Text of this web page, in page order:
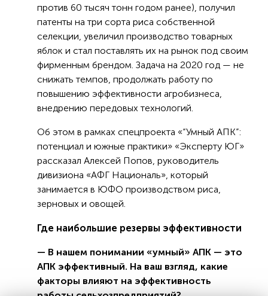
против 60 тысяч тонн годом ранее), получил
патенты на три сорта риса собственной
селекции, увеличил производство товарных
яблок и стал поставлять их на рынок под своим
фирменным брендом. Задача на 2020 год — не
снижать темпов, продолжать работу по
повышению эффективности агробизнеса,
внедрению передовых технологий.
Об этом в рамках спецпроекта «“Умный АПК”:
потенциал и южные практики» «Эксперту ЮГ»
рассказал Алексей Попов, руководитель
дивизиона «АФГ Националь», который
занимается в ЮФО производством риса,
зерновых и овощей.
Где наибольшие резервы эффективности
— В нашем понимании «умный» АПК — это
АПК эффективный. На ваш взгляд, какие
факторы влияют на эффективность